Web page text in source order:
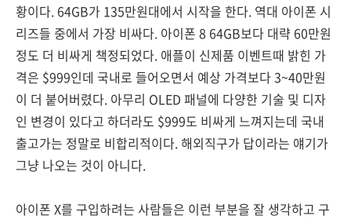
황이다. 64GB가 135만원대에서 시작을 한다. 역대 아이폰 시
리즈들 중에서 가장 비싸다. 아이폰 8 64GB보다 대략 60만원
정도 더 비싸게 책정되었다. 애플이 신제품 이벤트때 밝힌 가
격은 $999인데 국내로 들어오면서 예상 가격보다 3~40만원
이 더 붙어버렸다. 아무리 OLED 패널에 다양한 기술 및 디자
인 변경이 있다고 하더라도 $999도 비싸게 느껴지는데 국내
출고가는 정말로 비합리적이다. 해외직구가 답이라는 얘기가
그냥 나오는 것이 아니다.
아이폰 X를 구입하려는 사람들은 이런 부분을 잘 생각하고 구